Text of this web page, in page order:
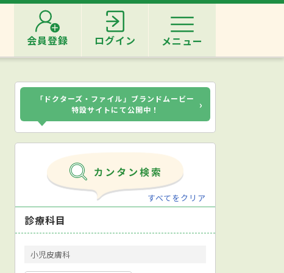
会員登録 ログイン メニュー
「ドクターズ・ファイル」ブランドムービー
特設サイトにて公開中！
›
すべてをクリア
診療科目
小児皮膚科